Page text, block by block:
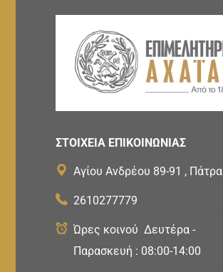
ΣΤΟΙΧΕΙΑ ΕΠΙΚΟΙΝΩΝΙΑΣ
Αγίου Ανδρέου 89-91 , Πάτρα
2610277779
Ώρες κοινού Δευτέρα -
Παρασκευή : 08:00-14:00